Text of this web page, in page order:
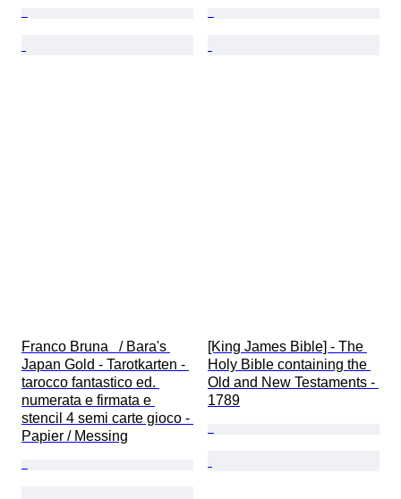
Franco Bruna   / Bara's
Japan Gold - Tarotkarten -
tarocco fantastico ed.
numerata e firmata e
stencil 4 semi carte gioco -
Papier / Messing
[King James Bible] - The
Holy Bible containing the
Old and New Testaments -
1789